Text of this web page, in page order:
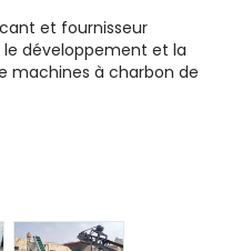
et fournisseur
le développement et la
machines à charbon de